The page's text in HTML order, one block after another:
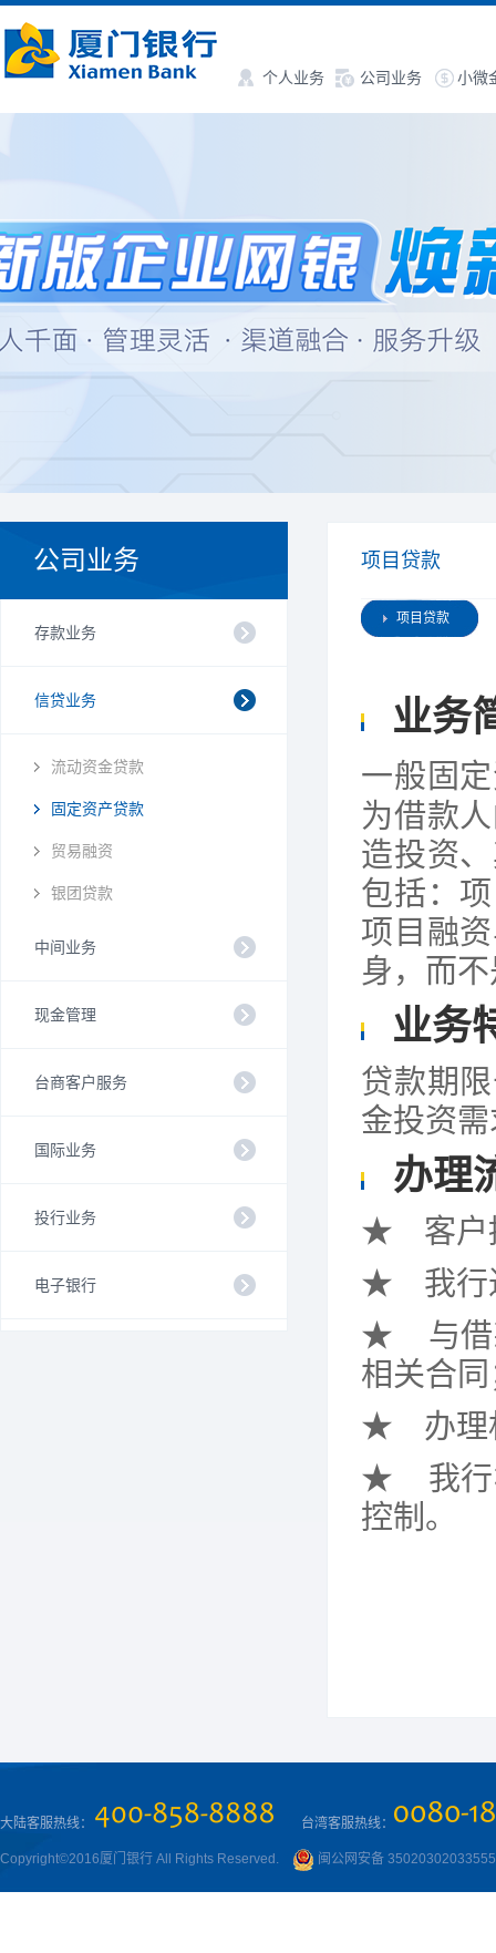
个人业务 公司业务 小微
公司业务
存款业务
信贷业务
流动资金贷款
固定资产贷款
贸易融资
银团贷款
中间业务
现金管理
台商客户服务
国际业务
投行业务
电子银行
项目贷款
项目贷款
业务
一般固
为借款
造投资
包括：
项目融
身，而
业务
贷款期
金投资
办理
★ 客
★ 我
★ 与
相关合
★ 办
★ 我
控制。
大陆客服热线： 台湾客服热线：
Copyright©2016厦门银行 All Rights Reserved. 闽公网安备